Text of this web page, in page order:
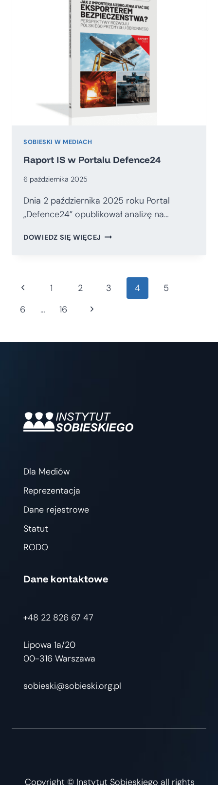
SOBIESKI W MEDIACH
Raport IS w Portalu Defence24
6 października 2025
Dnia 2 października 2025 roku Portal
„Defence24” opublikował analizę na…
DOWIEDZ SIĘ WIĘCEJ RAPORT
DEFENCE24
Nawigacja
Poprzednia
strona
1 2 3 4
5
6
… 16
Następna
Dla Mediów
Reprezentacja
Dane rejestrowe
Statut
RODO
Dane kontaktowe
+48 22 826 67 47
Lipowa 1a/20
00-316 Warszawa
sobieski@sobieski.org.pl
Copyright © Instytut Sobieskiego all rights